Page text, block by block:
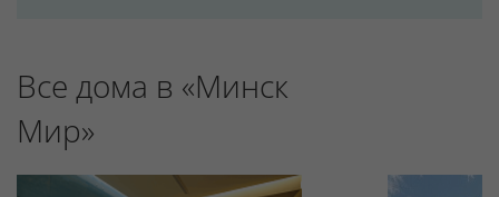
Все дома в «Минск
Мир»